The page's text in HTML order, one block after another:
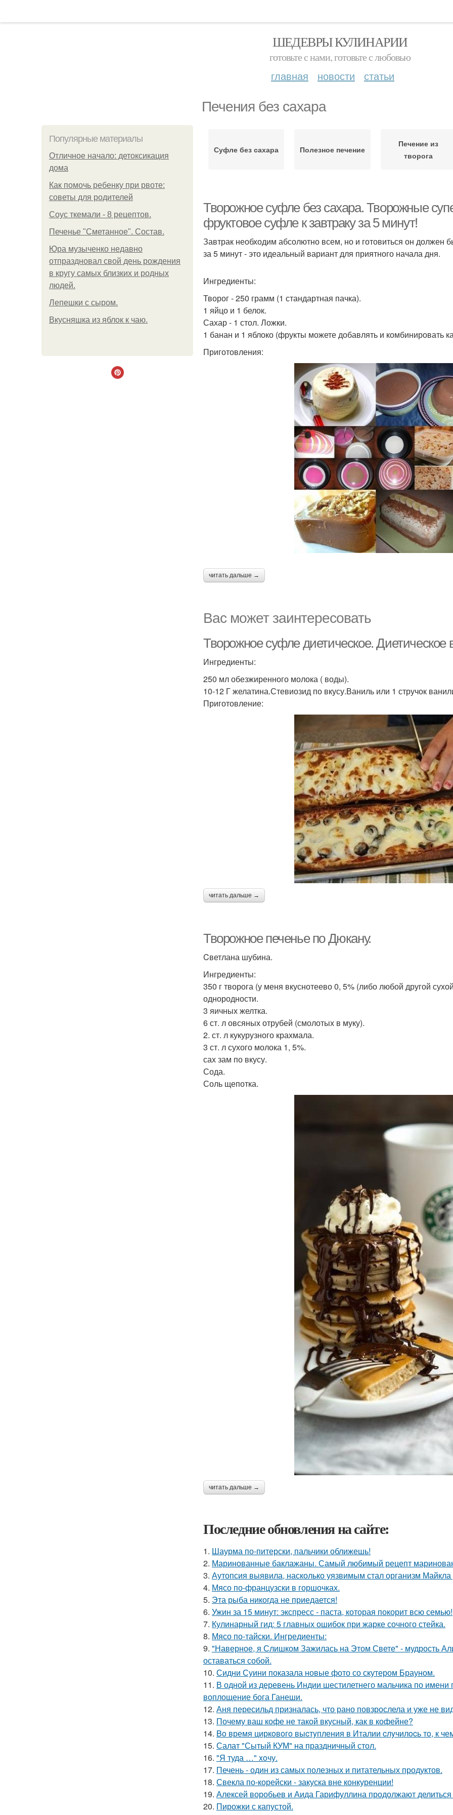
ШЕДЕВРЫ КУЛИНАРИИ
готовьте с нами, готовьте с любовью
главная новости статьи
Печения без сахара
Популярные материалы
Отличное начало: детоксикация
дома
Как помочь ребенку при рвоте:
советы для родителей
Соус ткемали - 8 рецептов.
Печенье "Сметанное". Состав.
Юра музыченко недавно
отпраздновал свой день рождения
в кругу самых близких и родных
людей.
Лепешки с сыром.
Вкусняшка из яблок к чаю.
Суфле без сахара Полезное печение
Печение из
творога
Творожное суфле без сахара. Творожные
фруктовое суфле к завтраку за 5 минут!
Завтрак необходим абсолютно всем, но и готовиться он должен
за 5 минут - это идеальный вариант для приятного начала дня.
Ингредиенты:
Творог - 250 грамм (1 стандартная пачка).
1 яйцо и 1 белок.
Сахар - 1 стол. Ложки.
1 банан и 1 яблоко (фрукты можете добавлять и комбинировать
Приготовления:
читать дальше →
Вас может заинтересовать
Творожное суфле диетическое.
Ингредиенты:
250 мл обезжиренного молока ( воды).
10-12 Г желатина.Стевиозид по вкусу.Ваниль или 1 стручок
Приготовление:
читать дальше →
Творожное печенье по Дюкану.
Cветлана шубина.
Ингредиенты:
350 г творога (у меня вкуснотеево 0, 5% (либо любой другой
однородности.
3 яичных желтка.
6 ст. л овсяных отрубей (смолотых в муку).
2. ст. л кукурузного крахмала.
3 ст. л сухого молока 1, 5%.
сах зам по вкусу.
Сода.
Соль щепотка.
читать дальше →
Последние обновления на сайте:
1. Шаурма по-питерски, пальчики оближешь!
2. Маринованные баклажаны. Самый любимый рецепт
3. Аутопсия выявила, насколько уязвимым стал организм
4. Мясо по-французски в горшочках.
5. Эта рыба никогда не приедается!
6. Ужин за 15 минут: экспресс - паста, которая покорит всю семью!
7. Кулинарный гид: 5 главных ошибок при жарке сочного стейка.
8. Мясо по-тайски. Ингредиенты:
9. "Наверное, я Слишком Зажилась на Этом Свете" - мудрость
оставаться собой.
10. Сидни Суини показала новые фото со скутером Брауном.
11. В одной из деревень Индии шестилетнего мальчика по
воплощение бога Ганеши.
12. Аня пересильд призналась, что рано повзрослела и уже не
13. Почему ваш кофе не такой вкусный, как в кофейне?
14. Bo время циркoвoгo выcтyпления в Италии cлyчилocь тo, к
15. Салат "Сытый КУМ" на праздничный стол.
16. "Я туда …" xoчу.
17. Печень - один из самых полезных и питательных продуктов.
18. Свекла по-корейски - закуска вне конкуренции!
19. Алексей воробьев и Аида Гарифуллина продолжают
20. Пирожки с капустой.